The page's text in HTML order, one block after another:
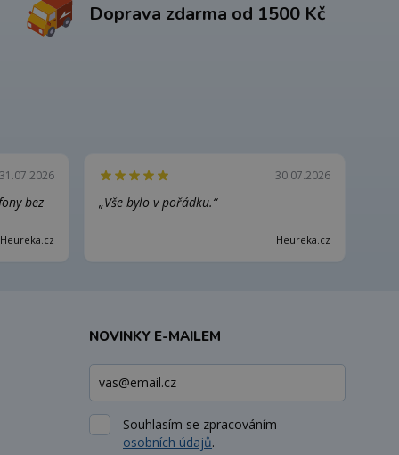
Doprava zdarma od 1500 Kč
31.07.2026
bez
Heureka.cz
30.07.2026
„Vše bylo v pořádku.“
Heureka.cz
NOVINKY E-MAILEM
Souhlasím se zpracováním
osobních údajů.